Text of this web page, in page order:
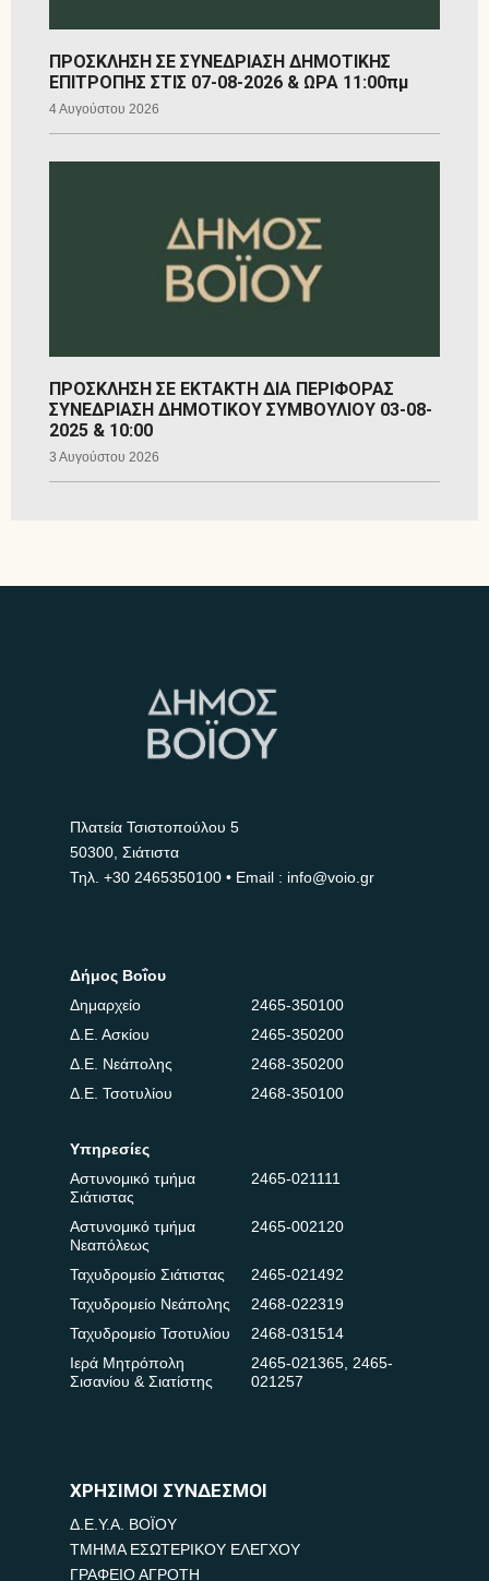
ΠΡΟΣΚΛΗΣΗ ΣΕ ΣΥΝΕΔΡΙΑΣΗ ΔΗΜΟΤΙΚΗΣ
ΕΠΙΤΡΟΠΗΣ ΣΤΙΣ 07-08-2026 & ΩΡΑ 11:00πμ
4 Αυγούστου 2026
ΠΡΟΣΚΛΗΣΗ ΣΕ ΕΚΤΑΚΤΗ ΔΙΑ ΠΕΡΙΦΟΡΑΣ
ΣΥΝΕΔΡΙΑΣΗ ΔΗΜΟΤΙΚΟΥ ΣΥΜΒΟΥΛΙΟΥ 03-08-
2025 & 10:00
3 Αυγούστου 2026
Πλατεία Τσιστοπούλου 5
50300, Σιάτιστα
Τηλ. +30 2465350100 • Email : info@voio.gr
Δήμος Βοΐου
Δημαρχείο
2465-350100
Δ.Ε. Ασκίου
2465-350200
Δ.Ε. Νεάπολης
2468-350200
Δ.Ε. Τσοτυλίου
2468-350100
Υπηρεσίες
Αστυνομικό τμήμα
Σιάτιστας
2465-021111
Αστυνομικό τμήμα
Νεαπόλεως
2465-002120
Ταχυδρομείο Σιάτιστας
2465-021492
Ταχυδρομείο Νεάπολης
2468-022319
Ταχυδρομείο Τσοτυλίου
2468-031514
Ιερά Μητρόπολη
Σισανίου & Σιατίστης
2465-021365, 2465-
021257
ΧΡΗΣΙΜΟΙ ΣΥΝΔΕΣΜΟΙ
Δ.Ε.Υ.Α. ΒΟΪΟΥ
ΤΜΗΜΑ ΕΣΩΤΕΡΙΚΟΥ ΕΛΕΓΧΟΥ
ΓΡΑΦΕΙΟ ΑΓΡΟΤΗ